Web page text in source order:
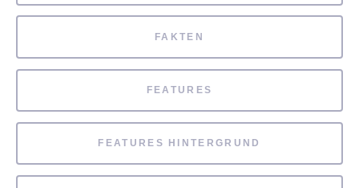
FAKTEN
FEATURES
FEATURES HINTERGRUND